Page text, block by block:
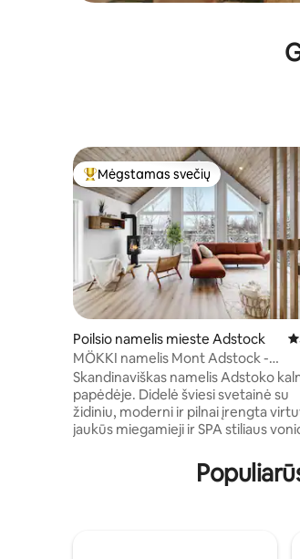
Svečių mėgstamiausias
Mėgstamas svečių
Poilsio namelis mieste Adstock
MÖKKI namelis Mont Adstock -
Slidinėjimas-Golfas-Dviračiai-Spa
Skandinaviškas namelis Adstoko
papėdėje. Didelė šviesi svetainė su
židiniu, moderni ir pilnai įrengta
jaukūs miegamieji ir SPA stiliaus
stikliniu dušu. 4 sezonų sūkurinė
didelė terasa ir privatus miškas.